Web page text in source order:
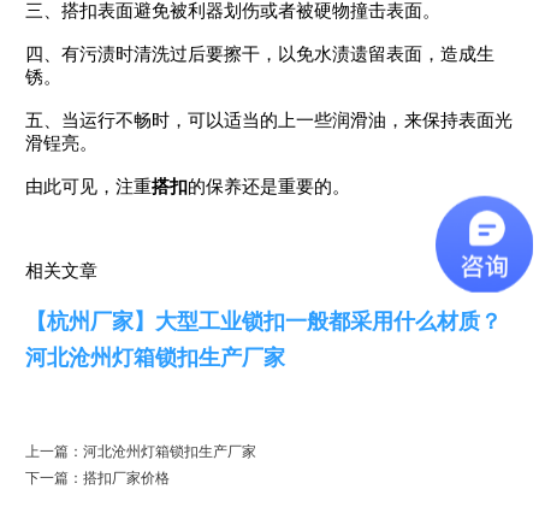
三、搭扣表面避免被利器划伤或者被硬物撞击表面。
四、有污渍时清洗过后要擦干，以免水渍遗留表面，造成生
锈。
五、当运行不畅时，可以适当的上一些润滑油，来保持表面光
滑锃亮。
由此可见，注重搭扣的保养还是重要的。
相关文章
【杭州厂家】大型工业锁扣一般都采用什么材质？
河北沧州灯箱锁扣生产厂家
上一篇： 河北沧州灯箱锁扣生产厂家
下一篇： 搭扣厂家价格